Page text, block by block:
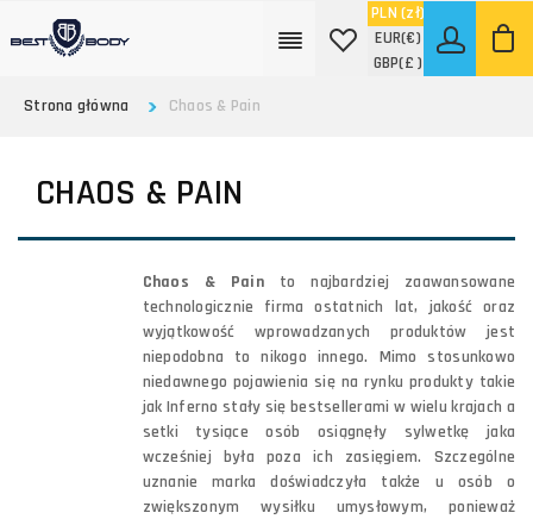
PLN (zł)
EUR(€)
GBP(£ )
Strona główna
Chaos & Pain
CHAOS & PAIN
Chaos & Painto najbardziej zaawansowane
technologicznie firma ostatnich lat, jakość oraz
wyjątkowość wprowadzanych produktów jest
niepodobna to nikogo innego. Mimo stosunkowo
niedawnego pojawienia się na rynku produkty takie
jak Inferno stały się bestsellerami w wielu krajach a
setki tysiące osób osiągnęły sylwetkę jaka
wcześniej była poza ich zasięgiem. Szczególne
uznanie marka doświadczyła także u osób o
zwiększonym wysiłku umysłowym, ponieważ